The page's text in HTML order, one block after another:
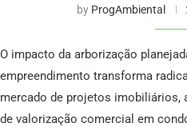
by ProgAmbiental
O impacto da arborização
empreendimento transforma
mercado de projetos imobiliários,
de valorização comercial em